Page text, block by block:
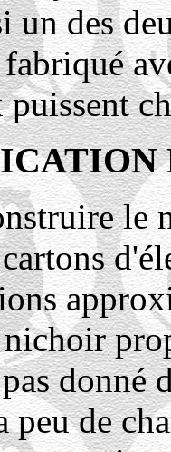
un des
puissent
le
donné
peu de